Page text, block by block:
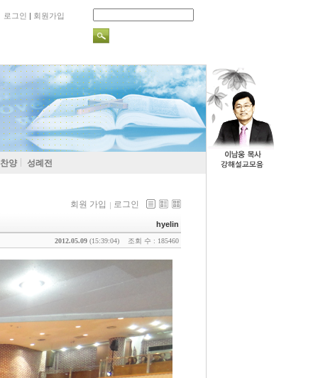
로그인 | 회원가입
찬양 성례전
회원 가입 로그인
hyelin
조회 수 : 185460
2012.05.09(15:39:04)